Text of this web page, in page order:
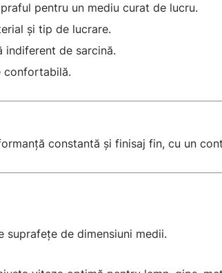
pentru un mediu curat de lucru.
și tip de lucrare.
indiferent de sarcină.
confortabilă.
constantă și finisaj fin, cu un
de dimensiuni medii.